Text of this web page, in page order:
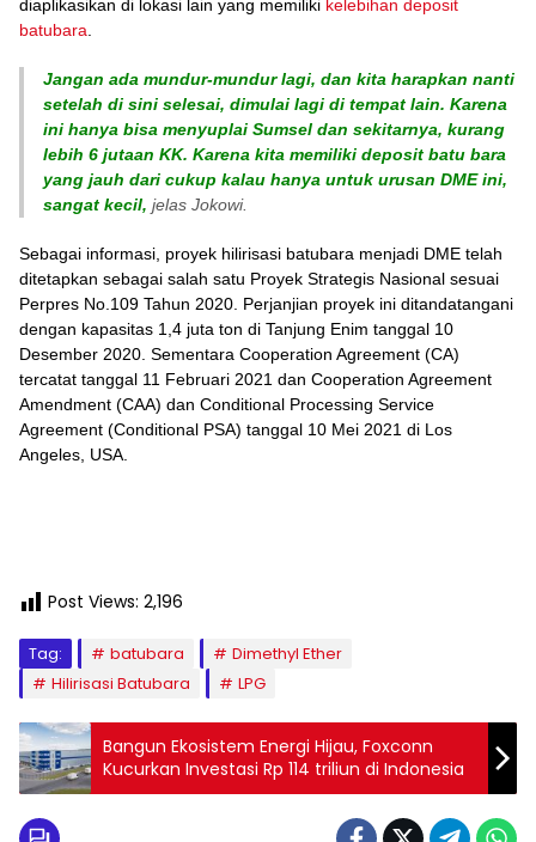
diaplikasikan di lokasi lain yang memiliki kelebihan deposit
batubara
Jangan ada mundur-mundur lagi, dan kita harapkan nanti
setelah di sini selesai, dimulai lagi di tempat lain. Karena
ini hanya bisa menyuplai Sumsel dan sekitarnya, kurang
lebih 6 jutaan KK. Karena kita memiliki deposit batu bara
yang jauh dari cukup kalau hanya untuk urusan DME ini,
sangat kecil, jelas Jokowi.
Sebagai informasi, proyek hilirisasi batubara menjadi DME telah
ditetapkan sebagai salah satu Proyek Strategis Nasional sesuai
Perpres No.109 Tahun 2020. Perjanjian proyek ini ditandatangani
dengan kapasitas 1,4 juta ton di Tanjung Enim tanggal 10
Desember 2020. Sementara Cooperation Agreement (CA)
tercatat tanggal 11 Februari 2021 dan Cooperation Agreement
Amendment (CAA) dan Conditional Processing Service
Agreement (Conditional PSA) tanggal 10 Mei 2021 di Los
Angeles, USA.
Post Views: 2,196
Tag: batubara
Dimethyl Ether
Hilirisasi Batubara
LPG
Bangun Ekosistem Energi Hijau, Foxconn
Kucurkan Investasi Rp 114 triliun di Indonesia